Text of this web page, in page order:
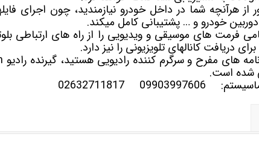
از هرآنچه شما در داخل خودرو نیازمندید، چون اجرای
خودرو و … پشتیبانی کامل میکند.
دریافت کانالهای تلویزیونی را نیز دارد.
شده است.
09903997606
02632711817